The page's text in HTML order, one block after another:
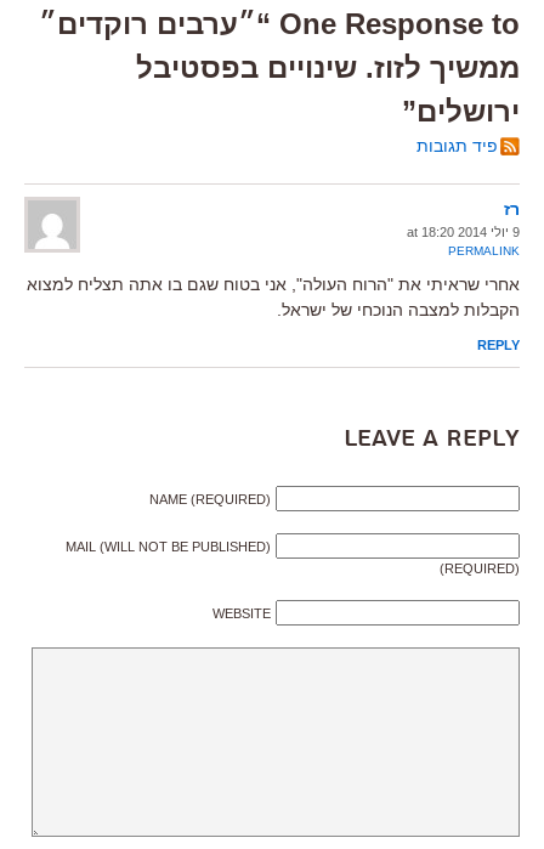
One Response to “״ערבים רוקדים״
ממשיך לזוז. שינויים בפסטיבל
ירושלים”
פיד תגובות
רז
9 יולי 2014 at 18:20
PERMALINK
אחרי שראיתי את "הרוח העולה", אני בטוח שגם בו אתה תצליח למצוא
הקבלות למצבה הנוכחי של ישראל.
REPLY
Leave a Reply
NAME (REQUIRED)
MAIL (WILL NOT BE PUBLISHED)
(REQUIRED)
WEBSITE